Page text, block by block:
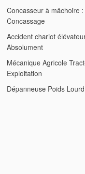
Concasseur à mâchoire
Concassage
Accident chariot
Absolument
Mécanique Agricole
Exploitation
Dépanneuse Poids